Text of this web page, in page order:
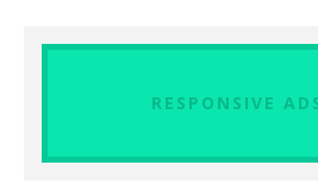
RESPONSIVE